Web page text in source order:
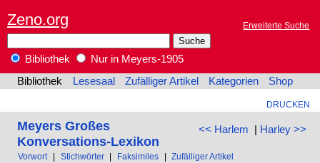
Zeno.org Erweiterte Suche
Bibliothek
Nur in Meyers-1905
Bibliothek
Lesesaal Zufälliger Artikel Kategorien Shop
DRUCKEN
<< Harlem | Harley >>
Meyers Großes
Konversations-Lexikon
Vorwort Stichwörter Faksimiles Zufälliger Artikel